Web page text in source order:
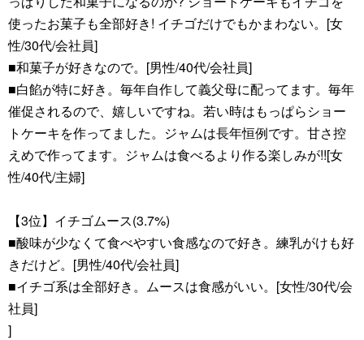
使ったお菓子も全部好き! イチゴだけでもかまわない。[女
性/30代/会社員]
■和菓子が好きなので。[男性/40代/会社員]
■白餡が特に好き。毎年自作して義父母に配ってます。毎年
催促されるので、嬉しいですね。若い時はもっぱらショー
トケーキを作ってました。ジャムは長年恒例です。甘さ控
えめで作ってます。ジャムは食べるより作る楽しみが!![女
性/40代/主婦]
【3位】イチゴムース(3.7%)
■酸味が少なくて食べやすい食感なので好き。練乳がけも好
きだけど。[男性/40代/会社員]
■イチゴ系は全部好き。ムースは食感がいい。[女性/30代/会
社員]
]